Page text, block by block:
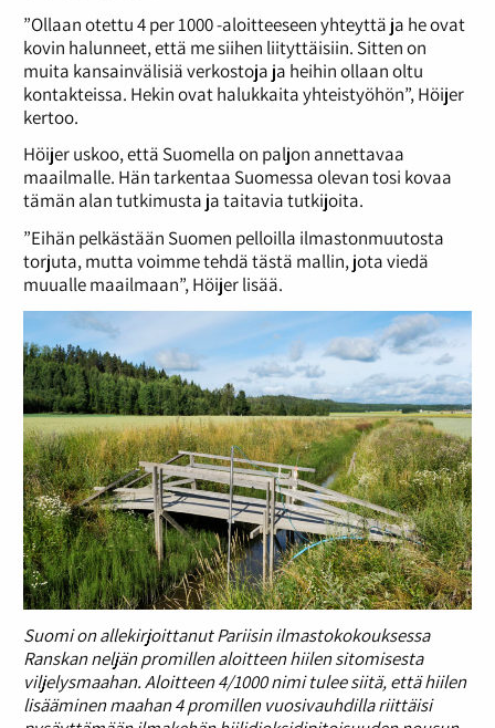
”Ollaan otettu 4 per 1000 -aloitteeseen yhteyttä ja he ovat
kovin halunneet, että me siihen liityttäisiin. Sitten on
muita kansainvälisiä verkostoja ja heihin ollaan oltu
kontakteissa. Hekin ovat halukkaita yhteistyöhön”, Höijer
kertoo.
Höijer uskoo, että Suomella on paljon annettavaa
maailmalle. Hän tarkentaa Suomessa olevan tosi kovaa
tämän alan tutkimusta ja taitavia tutkijoita.
”Eihän pelkästään Suomen pelloilla ilmastonmuutosta
torjuta, mutta voimme tehdä tästä mallin, jota viedä
muualle maailmaan”, Höijer lisää.
Suomi on allekirjoittanut Pariisin ilmastokokouksessa
Ranskan neljän promillen aloitteen hiilen sitomisesta
viljelysmaahan. Aloitteen 4/1000 nimi tulee siitä, että hiilen
lisääminen maahan 4 promillen vuosivauhdilla riittäisi